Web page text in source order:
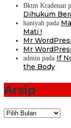
Bktm Kradenan
Dihukum
haniyah pada
Mati !
Mr
Mr
admin pada If
the Body
Arsip
Arsip